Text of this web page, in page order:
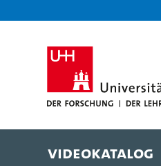
Videokatalog